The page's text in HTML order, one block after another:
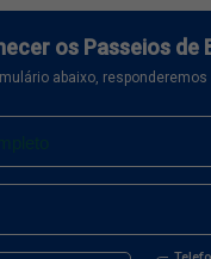
os Passeios de
abaixo,